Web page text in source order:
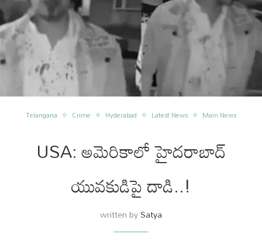
Telangana Crime Hyderabad Latest News Main News
USA: అమెరికాలో హైదరాబాద్
యువకుడిపై దాడి..!
written bySatya